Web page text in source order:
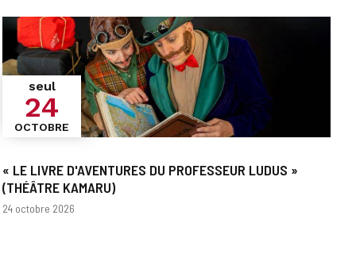
« LE LIVRE D'AVENTURES DU PROFESSEUR LUDUS »
(THÉÂTRE KAMARU)
seul
24
OCTOBRE
Dates
24 octobre 2026